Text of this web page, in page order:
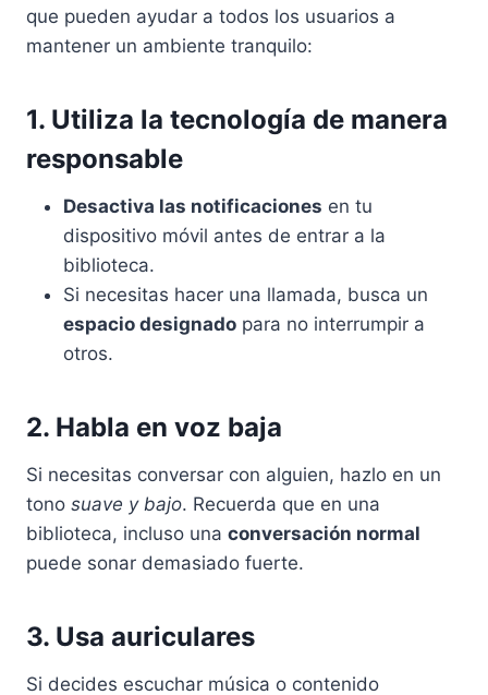
que pueden ayudar a todos los usuarios a
mantener un ambiente tranquilo:
1. Utiliza la tecnología de manera
responsable
Desactiva las notificaciones en tu
dispositivo móvil antes de entrar a la
biblioteca.
Si necesitas hacer una llamada, busca un
espacio designado para no interrumpir a
otros.
2. Habla en voz baja
Si necesitas conversar con alguien, hazlo en un
tono suave y bajo. Recuerda que en una
biblioteca, incluso una conversación normal
puede sonar demasiado fuerte.
3. Usa auriculares
Si decides escuchar música o contenido